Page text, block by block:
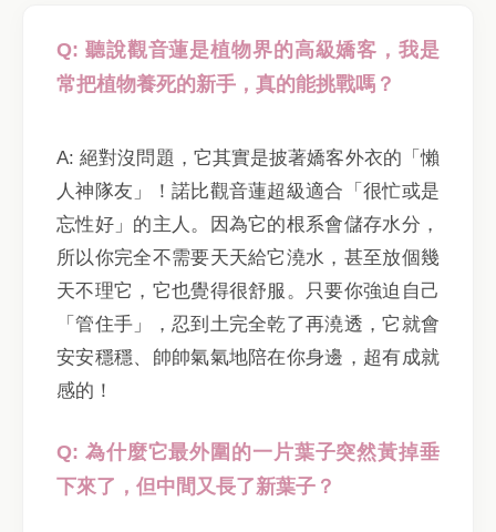
Q: 聽說觀音蓮是植物界的高級嬌客，我是
常把植物養死的新手，真的能挑戰嗎？
A: 絕對沒問題，它其實是披著嬌客外衣的「懶
人神隊友」！諾比觀音蓮超級適合「很忙或是
忘性好」的主人。因為它的根系會儲存水分，
所以你完全不需要天天給它澆水，甚至放個幾
天不理它，它也覺得很舒服。只要你強迫自己
「管住手」，忍到土完全乾了再澆透，它就會
安安穩穩、帥帥氣氣地陪在你身邊，超有成就
感的！
Q: 為什麼它最外圍的一片葉子突然黃掉垂
下來了，但中間又長了新葉子？